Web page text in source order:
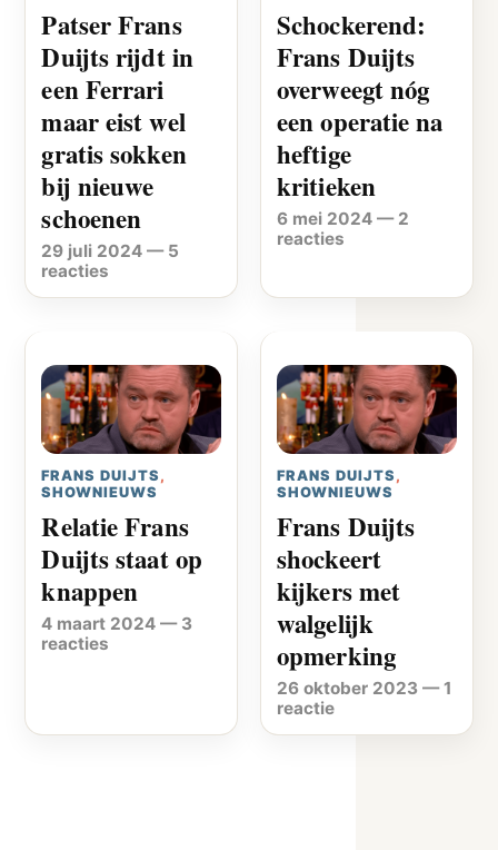
Patser Frans
Duijts rijdt in
een Ferrari
maar eist wel
gratis sokken
bij nieuwe
schoenen
29 juli 2024 — 5
reacties
Schockerend:
Frans Duijts
overweegt nóg
een operatie na
heftige
kritieken
6 mei 2024 — 2
reacties
FRANS DUIJTS ,
SHOWNIEUWS
Relatie Frans
Duijts staat op
knappen
4 maart 2024 — 3
reacties
FRANS DUIJTS ,
SHOWNIEUWS
Frans Duijts
shockeert
kijkers met
walgelijk
opmerking
26 oktober 2023 —1
reactie